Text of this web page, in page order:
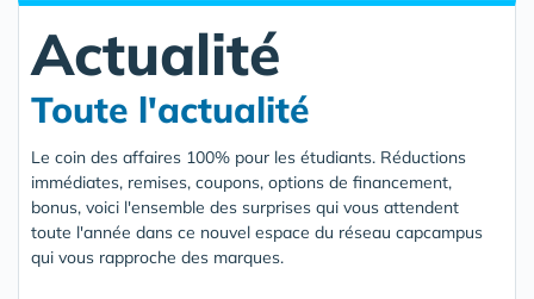
Actualité
Toute l'actualité
Le coin des affaires 100% pour les étudiants. Réductions
immédiates, remises, coupons, options de financement,
bonus, voici l'ensemble des surprises qui vous attendent
toute l'année dans ce nouvel espace du réseau capcampus
qui vous rapproche des marques.